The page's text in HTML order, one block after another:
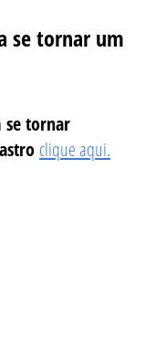
se tornar um
se tornar
clique aqui.